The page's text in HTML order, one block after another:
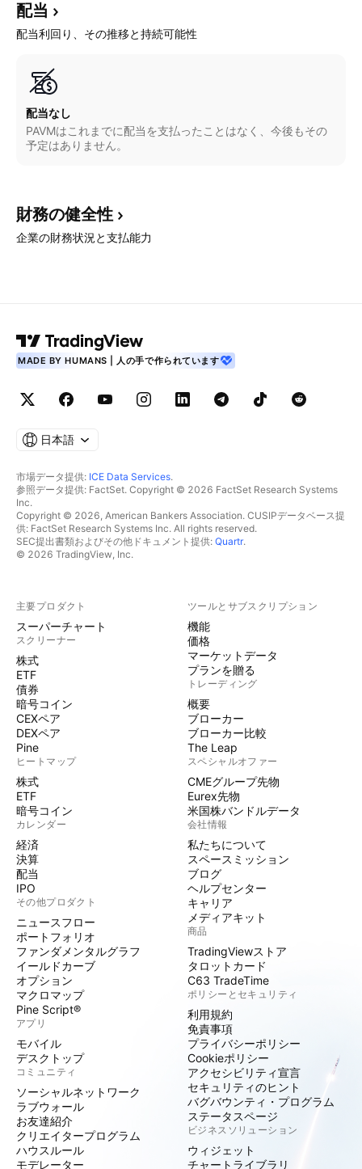
配当
配当利回り、その推移と持続可能性
配当なし
PAVMはこれまでに配当を支払ったことはなく、今後もその
予定はありません。
財務の健全性
企業の財務状況と支払能力
MADE BY HUMANS | 人の手で作られています
日本語
市場データ提供: ICE Data Services.
参照データ提供: FactSet. Copyright © 2026 FactSet Research Systems
Inc.
Copyright © 2026, American Bankers Association. CUSIPデータベース提
供: FactSet Research Systems Inc. All rights reserved.
SEC提出書類およびその他ドキュメント提供: Quartr.
© 2026 TradingView, Inc.
主要プロダクト
スーパーチャート
スクリーナー
株式
ETF
債券
暗号コイン
CEXペア
DEXペア
Pine
ヒートマップ
株式
ETF
暗号コイン
カレンダー
経済
決算
配当
IPO
その他プロダクト
ニュースフロー
ポートフォリオ
ファンダメンタルグラフ
イールドカーブ
オプション
マクロマップ
Pine Script®
アプリ
モバイル
デスクトップ
コミュニティ
ソーシャルネットワーク
ラブウォール
お友達紹介
クリエイタープログラム
ハウスルール
モデレーター
ツールとサブスクリプション
機能
価格
マーケットデータ
プランを贈る
トレーディング
概要
ブローカー
ブローカー比較
The Leap
スペシャルオファー
CMEグループ先物
Eurex先物
米国株バンドルデータ
会社情報
私たちについて
スペースミッション
ブログ
ヘルプセンター
キャリア
メディアキット
商品
TradingViewストア
タロットカード
C63 TradeTime
ポリシーとセキュリティ
利用規約
免責事項
プライバシーポリシー
Cookieポリシー
アクセシビリティ宣言
セキュリティのヒント
バグバウンティ・プログラム
ステータスページ
ビジネスソリューション
ウィジェット
チャートライブラリ